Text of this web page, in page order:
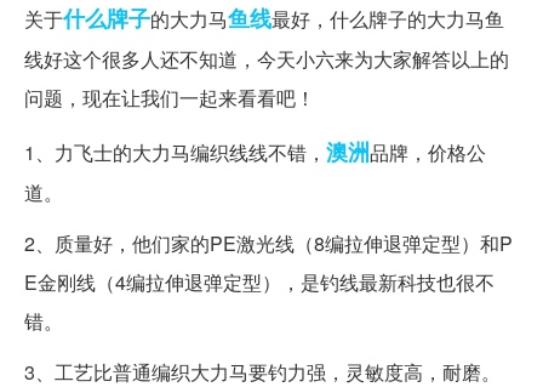
关于什么牌子的大力马鱼线最好，什么牌子的大力马鱼
线好这个很多人还不知道，今天小六来为大家解答以上的
问题，现在让我们一起来看看吧！
1、力飞士的大力马编织线线不错， 澳洲品牌，价格公
道。
2、质量好，他们家的PE激光线（8编拉伸退弹定型）和P
E金刚线（4编拉伸退弹定型），是钓线最新科技也很不
错。
3、工艺比普通编织大力马要钓力强，灵敏度高，耐磨。